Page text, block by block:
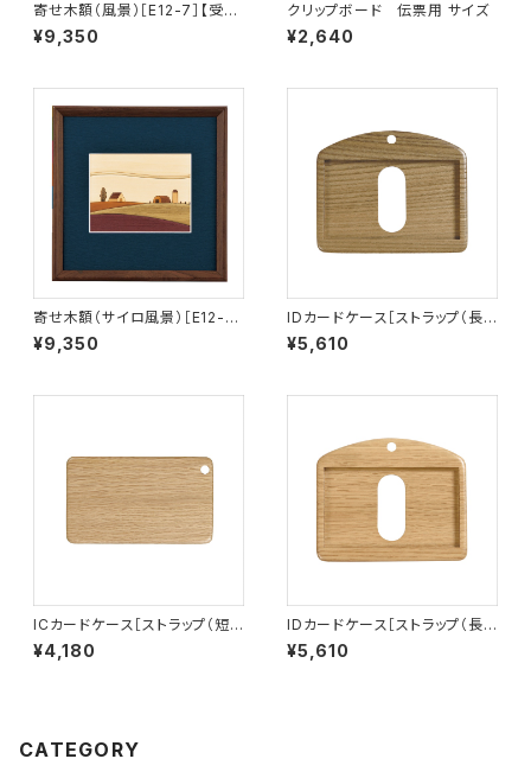
寄せ木額（風景）［E12-7］【受注
生産品】
¥9,350
クリップボード 伝票用 サイズ
¥2,640
寄せ木額（サイロ風景）［E12-1］
【受注生産品】
¥9,350
IDカードケース［ストラップ（長）
付き］（名刺サイズ）タモ埋もれ木
［ID-2T］
¥5,610
ICカードケース［ストラップ（短）
付き］ナラ［IC-1N］
¥4,180
IDカードケース［ストラップ（長）
付き］（名刺サイズ）ナラ［ID-2
N］
¥5,610
CATEGORY